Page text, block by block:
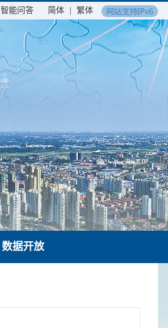
智能问答 简体 繁体
数据开放